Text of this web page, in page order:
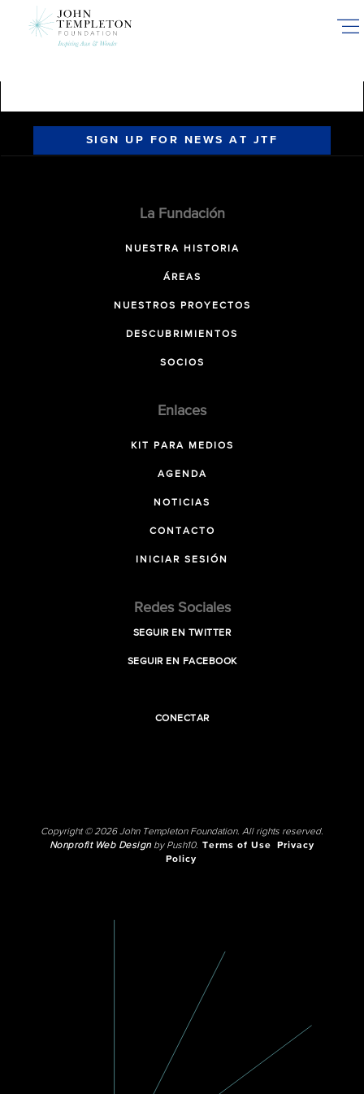
SIGN UP FOR NEWS AT JTF
La Fundación
NUESTRA HISTORIA
ÁREAS
NUESTROS PROYECTOS
DESCUBRIMIENTOS
SOCIOS
Enlaces
KIT PARA MEDIOS
AGENDA
NOTICIAS
CONTACTO
INICIAR SESIÓN
Redes Sociales
SEGUIR EN TWITTER
SEGUIR EN FACEBOOK
CONECTAR
Copyright © 2026 John Templeton Foundation. All rights reserved.
Nonprofit Web Designby Push10. Terms of Use
Privacy
Policy